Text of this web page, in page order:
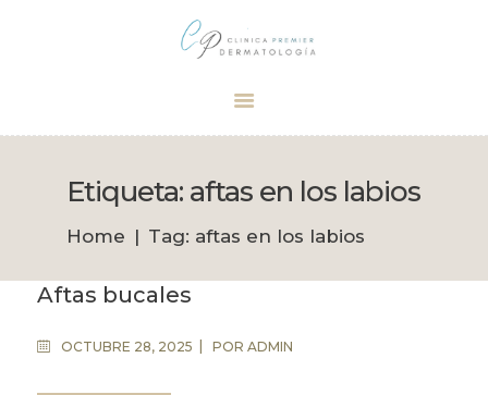
Etiqueta: aftas en los labios
Home Tag: aftas en los labios
Tu dermatólogo de confianza en Palma
INICIO
CITA
BOUTIQUE
Aftas bucales
OCTUBRE 28, 2025 POR ADMIN